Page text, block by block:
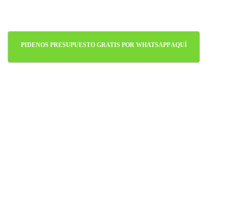
PIDENOS PRESUPUESTO GRATIS POR WHATSAPP AQUÍ